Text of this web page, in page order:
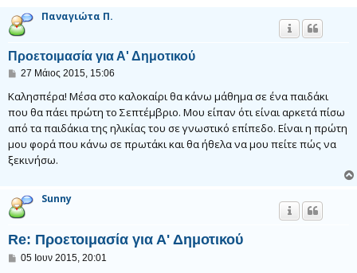
Παναγιώτα Π.
Προετοιμασία για Α' Δημοτικού
Δ
μ
σ
ί
υ
σ
27 Μάιος 2015, 15:06
Καλησπέρα! Μέσα στο καλοκαίρι θα κάνω μάθημα σε ένα παιδάκι
που θα πάει πρώτη το Σεπτέμβριο. Μου είπαν ότι είναι αρκετά πίσω
από τα παιδάκια της ηλικίας του σε γνωστικό επίπεδο. Είναι η πρώτη
μου φορά που κάνω σε πρωτάκι και θα ήθελα να μου πείτε πώς να
ξεκινήσω.
Sunny
Re: Προετοιμασία για Α' Δημοτικού
Δ05 Ιουν 2015, 20:01